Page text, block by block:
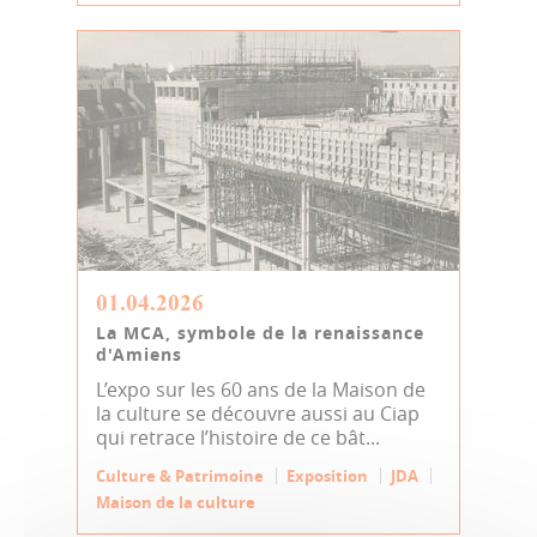
01.04.2026
La MCA, symbole de la renaissance
d'Amiens
L’expo sur les 60 ans de la Maison de
la culture se découvre aussi au Ciap
qui retrace l’histoire de ce bât...
Culture & Patrimoine Exposition
JDA
Maison de la culture